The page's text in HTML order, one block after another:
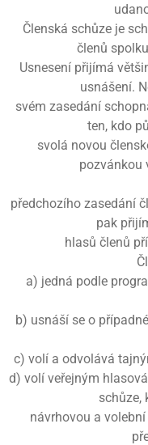
Členská schůze je
členů
Usnesení přijímá
usnášení.
svém zasedání
ten, kdo
svolá novou
pozvánkou
předchozího zasedání
pak
hlasů členů
a) jedná podle
b) usnáší se o
c) volí a odvolává
d) volí veřejným
schůze,
návrhovou a